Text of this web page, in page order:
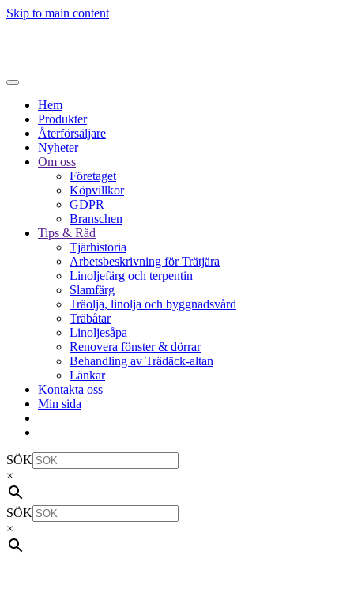
Skip to main content
Hem
Produkter
Återförsäljare
Nyheter
Om oss
Företaget
Köpvillkor
GDPR
Branschen
Tips & Råd
Tjärhistoria
Arbetsbeskrivning för Trätjära
Linoljefärg och terpentin
Slamfärg
Träolja, linolja och byggnadsvård
Träbåtar
Linoljesåpa
Renovera fönster & dörrar
Behandling av Trädäck-altan
Länkar
Kontakta oss
Min sida
SÖK
×
SÖK
×